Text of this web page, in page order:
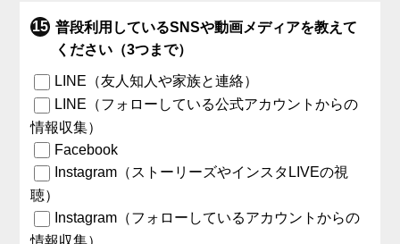
普段利用しているSNSや動画メディアを教えて
ください（3つまで）
LINE（友人知人や家族と連絡）
LINE（フォローしている公式アカウントからの
情報収集）
Facebook
Instagram（ストーリーズやインスタLIVEの視
聴）
Instagram（フォローしているアカウントからの
情報収集）